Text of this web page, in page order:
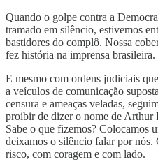
Quando o golpe contra a
tramado em silêncio, estivemos
bastidores do complô. Nossa
fez história na imprensa brasileira.
E mesmo com ordens judiciais
a veículos de comunicação
censura e ameaças veladas,
proibir de dizer o nome de Arthur
Sabe o que fizemos? Colocamos
deixamos o silêncio falar por
risco, com coragem e com lado.